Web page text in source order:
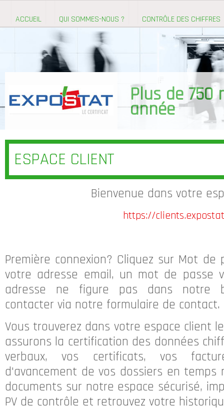
ACCUEIL QUI SOMMES-NOUS ? CONTRÔLE DES CHIFFRES
ESPACE CLIENT
Bienvenue dans votre
https://
Première connexion? Cliquez sur Mot
votre adresse email, un mot de passe
adresse ne figure pas dans notre
contacter via notre formulaire de contact.
Vous trouverez dans votre espace client
assurons la certification des données
verbaux, vos certificats, vos
d'avancement de vos dossiers en temps
documents sur notre espace sécurisé,
PV de contrôle et retrouvez votre